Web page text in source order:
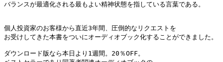
バランスが最適化される最もよい精神状態を指している言葉である。
個人投資家のお客様から直近3年間、圧倒的なリクエストを
お受けしてきた本書をついにオーディオブック化することができました。
ダウンロード版なら本日より1週間。20％OFF。